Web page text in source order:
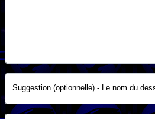
Suggestion (optionnelle) - Le nom du